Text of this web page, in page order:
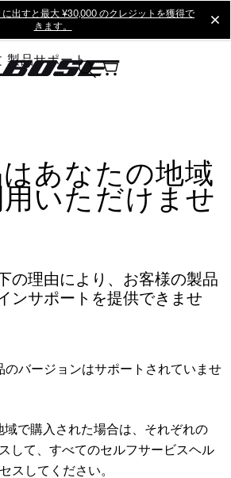
に出すと最大 ¥30,000 のクレジットを獲得で
きます。
製品サポート
あなたの地域
いただけませ
の理由により、お客様の製品
ンサポートを提供できませ
のバージョンはサポートされていませ
で購入された場合は、それぞれの
して、すべてのセルフサービスヘル
スしてください。